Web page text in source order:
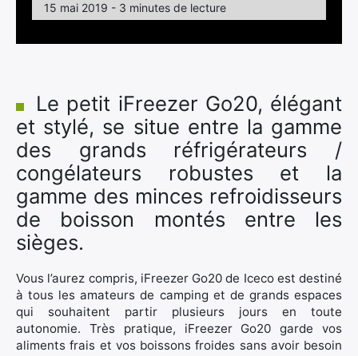
15 mai 2019 - 3 minutes de lecture
Le petit iFreezer Go20, élégant
et stylé, se situe entre la gamme
des grands réfrigérateurs /
congélateurs robustes et la
gamme des minces refroidisseurs
de boisson montés entre les
sièges.
Vous l’aurez compris, iFreezer Go20 de Iceco est destiné
à tous les amateurs de camping et de grands espaces
qui souhaitent partir plusieurs jours en toute
autonomie. Très pratique, iFreezer Go20 garde vos
aliments frais et vos boissons froides sans avoir besoin